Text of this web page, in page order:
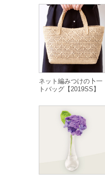
ネット編みつけの卜一
トバッグ【2019SS】